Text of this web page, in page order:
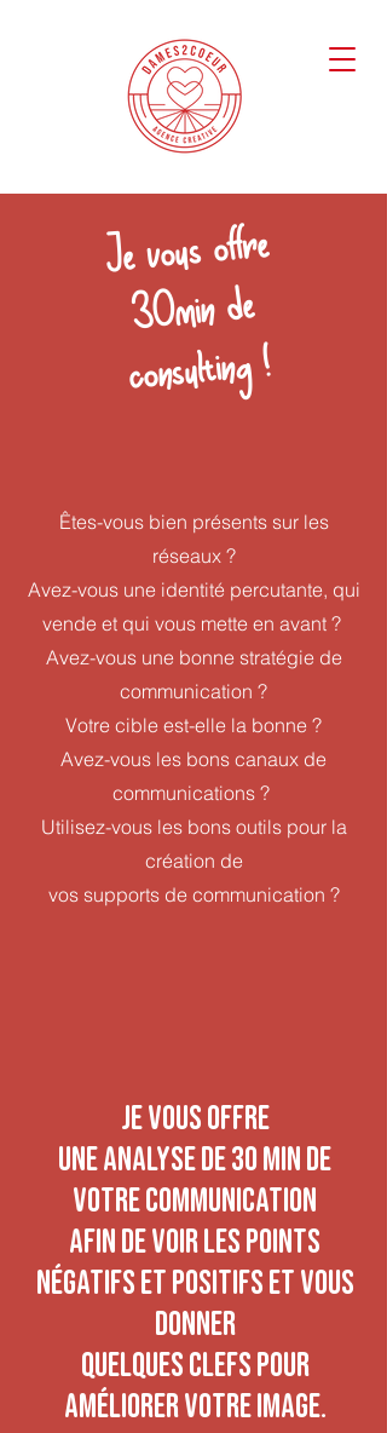
Je vous offre
30min de
consulting !
Êtes-vous bien présents sur les
réseaux ?
Avez-vous une identité percutante, qui
vende et qui vous mette en avant ?
Avez-vous une bonne stratégie de
communication ?
Votre cible est-elle la bonne ?
Avez-vous les bons canaux de
communications ?
Utilisez-vous les bons outils pour la
création de
vos supports de communication ?
je vous offre
une analyse de 30 min de
votre communication
afin de voir les points
négatifs et positifs et vous
donner
quelques clefs pour
améliorer votre image.